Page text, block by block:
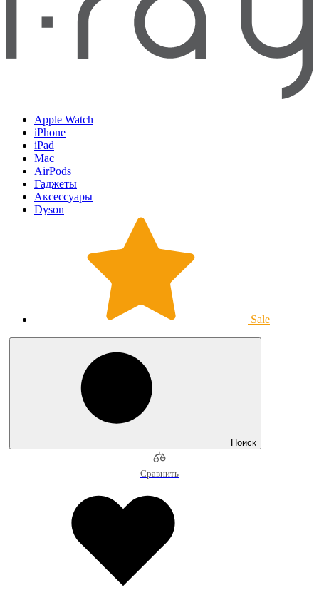
Apple Watch
iPhone
iPad
Mac
AirPods
Гаджеты
Аксессуары
Dyson
Sale
Поиск
Сравнить